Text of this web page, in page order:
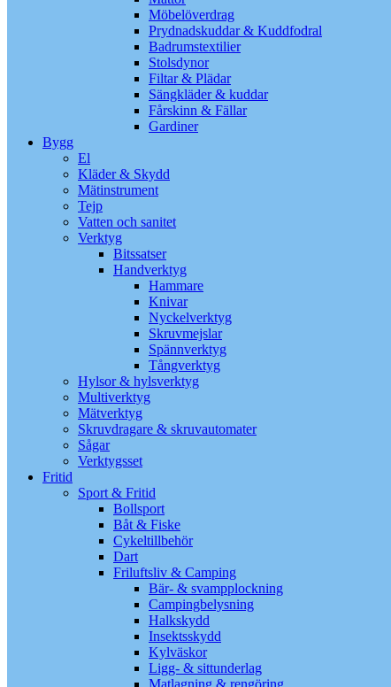
Möbelöverdrag
Prydnadskuddar & Kuddfodral
Badrumstextilier
Stolsdynor
Filtar & Plädar
Sängkläder & kuddar
Fårskinn & Fällar
Gardiner
Bygg
El
Kläder & Skydd
Mätinstrument
Tejp
Vatten och sanitet
Verktyg
Bitssatser
Handverktyg
Hammare
Knivar
Nyckelverktyg
Skruvmejslar
Spännverktyg
Tångverktyg
Hylsor & hylsverktyg
Multiverktyg
Mätverktyg
Skruvdragare & skruvautomater
Sågar
Verktygsset
Fritid
Sport & Fritid
Bollsport
Båt & Fiske
Cykeltillbehör
Dart
Friluftsliv & Camping
Bär- & svampplockning
Campingbelysning
Halkskydd
Insektsskydd
Kylväskor
Ligg- & sittunderlag
Matlagning & rengöring